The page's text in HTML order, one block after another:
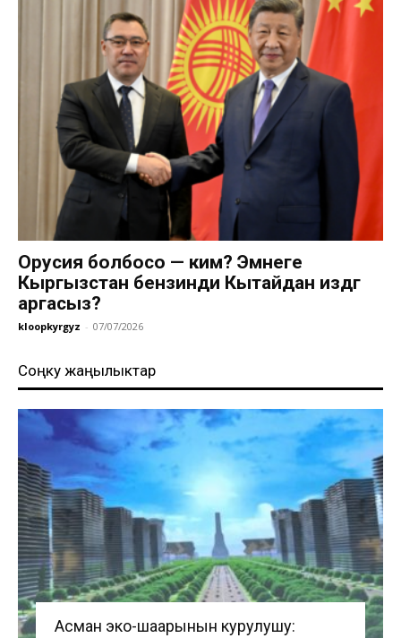
Орусия болбосо — ким? Эмнеге
Кыргызстан бензинди Кытайдан издөөгө
аргасыз?
kloopkyrgyz - 07/07/2026
Соңку жаңылыктар
Асман эко-шаарынын курулушу: